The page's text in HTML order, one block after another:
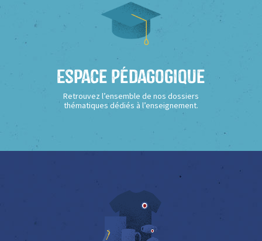
Espace Pédagogique
Retrouvez l’ensemble de nos dossiers
thématiques dédiés à l’enseignement.